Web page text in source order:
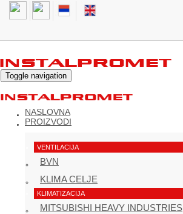
Toggle navigation
NASLOVNA
PROIZVODI
VENTILACIJA
BVN
KLIMA CELJE
KLIMATIZACIJA
MITSUBISHI HEAVY INDUSTRIES